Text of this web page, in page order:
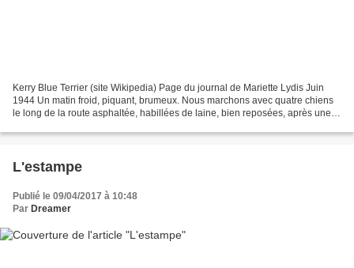
Kerry Blue Terrier (site Wikipedia) Page du journal de Mariette Lydis Juin
1944 Un matin froid, piquant, brumeux. Nous marchons avec quatre chiens
le long de la route asphaltée, habillées de laine, bien reposées, après une
L'estampe
Publié le 09/04/2017 à 10:48
Par Dreamer